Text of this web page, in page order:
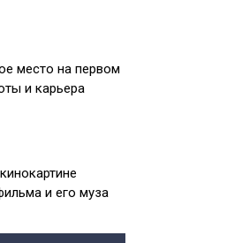
место на первом
и карьера
и его муза